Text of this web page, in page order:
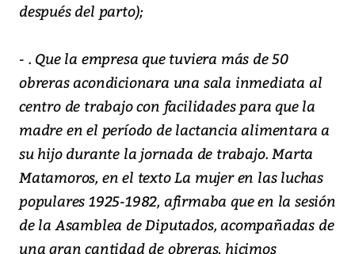
después del parto);
- . Que la empresa que tuviera más de 50
obreras acondicionara una sala inmediata al
centro de trabajo con facilidades para que la
madre en el período de lactancia alimentara a
su hijo durante la jornada de trabajo. Marta
Matamoros, en el texto La mujer en las luchas
populares 1925-1982, afirmaba que en la sesión
de la Asamblea de Diputados, acompañadas de
una gran cantidad de obreras, hicimos